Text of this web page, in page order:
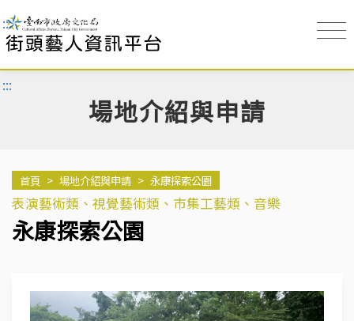
:::
:::
場地介紹與申請
首頁 > 場地介紹與申請 > 永康探索公園
表演藝術類、視覺藝術類、市集工藝類、音樂
永康探索公園